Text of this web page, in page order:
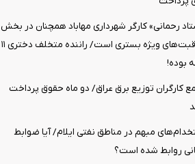
رحمانی» کارگر شهرداری مهاباد همچنان در بخش
مراقبت‌های ویژه بستری است/ راننده متخلف دختری ۱۱
بوده!
کارگران توزیع برق عراق/ دو ماه حقوق پرداخت
مبهم در مناطق نفتی ایلام/ آیا ضوابط
روابط شده است؟